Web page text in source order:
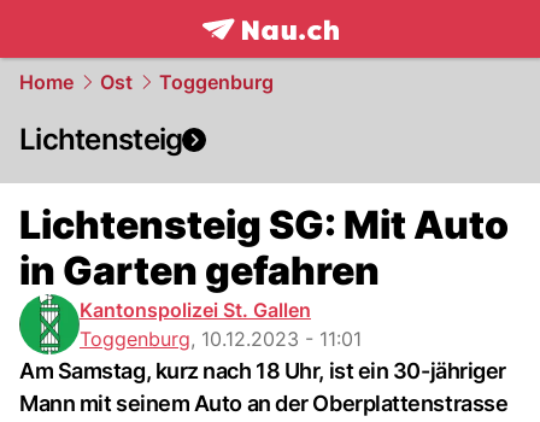
frontpage.NAU.ch
Home Ost Toggenburg
Lichtensteig
Lichtensteig SG: Mit Auto
in Garten gefahren
Kantonspolizei St. Gallen
Toggenburg, 10.12.2023 - 11:01
Am Samstag, kurz nach 18 Uhr, ist ein 30-jähriger
Mann mit seinem Auto an der Oberplattenstrasse